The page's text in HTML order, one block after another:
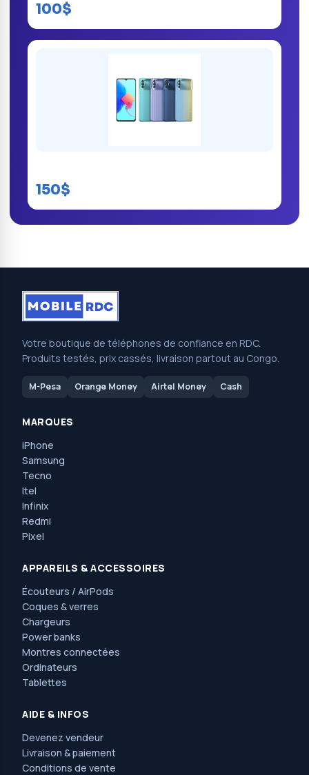
100$
150$
Votre boutique de téléphones de confiance en RDC.
Produits testés, prix cassés, livraison partout au Congo.
M-Pesa Orange Money Airtel Money Cash
MARQUES
iPhone
Samsung
Tecno
Itel
Infinix
Redmi
Pixel
APPAREILS & ACCESSOIRES
Écouteurs / AirPods
Coques & verres
Chargeurs
Power banks
Montres connectées
Ordinateurs
Tablettes
AIDE & INFOS
Devenez vendeur
Livraison & paiement
Conditions de vente